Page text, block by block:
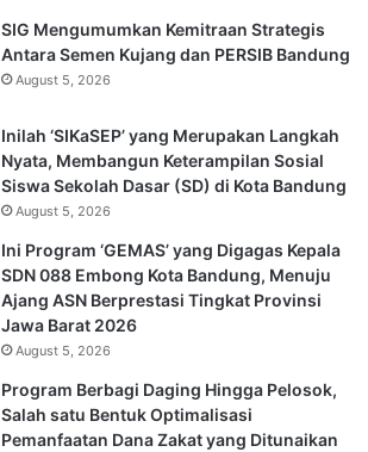
SIG Mengumumkan Kemitraan Strategis
Antara Semen Kujang dan PERSIB Bandung
August 5, 2026
Inilah ‘SIKaSEP’ yang Merupakan Langkah
Nyata, Membangun Keterampilan Sosial
Siswa Sekolah Dasar (SD) di Kota Bandung
August 5, 2026
Ini Program ‘GEMAS’ yang Digagas Kepala
SDN 088 Embong Kota Bandung, Menuju
Ajang ASN Berprestasi Tingkat Provinsi
Jawa Barat 2026
August 5, 2026
Program Berbagi Daging Hingga Pelosok,
Salah satu Bentuk Optimalisasi
Pemanfaatan Dana Zakat yang Ditunaikan